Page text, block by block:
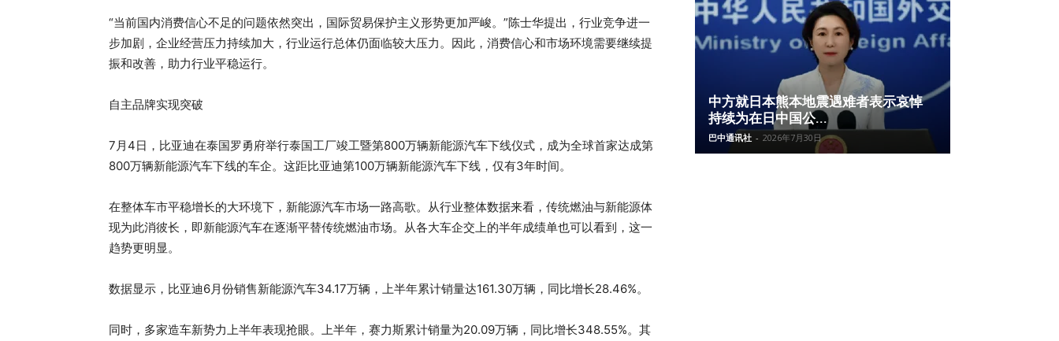
“当前国内消费信心不足的问题依然突出，国际贸易保护主义形势更加严峻。”陈士华提出，行业竞争进一
步加剧，企业经营压力持续加大，行业运行总体仍面临较大压力。因此，消费信心和市场环境需要继续提
振和改善，助力行业平稳运行。
自主品牌实现突破
7月4日，比亚迪在泰国罗勇府举行泰国工厂竣工暨第800万辆新能源汽车下线仪式，成为全球首家达成第
800万辆新能源汽车下线的车企。这距比亚迪第100万辆新能源汽车下线，仅有3年时间。
在整体车市平稳增长的大环境下，新能源汽车市场一路高歌。从行业整体数据来看，传统燃油与新能源体
现为此消彼长，即新能源汽车在逐渐平替传统燃油市场。从各大车企交上的半年成绩单也可以看到，这一
趋势更明显。
数据显示，比亚迪6月份销售新能源汽车34.17万辆，上半年累计销量达161.30万辆，同比增长28.46%。
同时，多家造车新势力上半年表现抢眼。上半年，赛力斯累计销量为20.09万辆，同比增长348.55%。其
中方就日本熊本地震遇难者表示哀悼
持续为在日中国公...
巴中通讯社 - 2026年7月30日